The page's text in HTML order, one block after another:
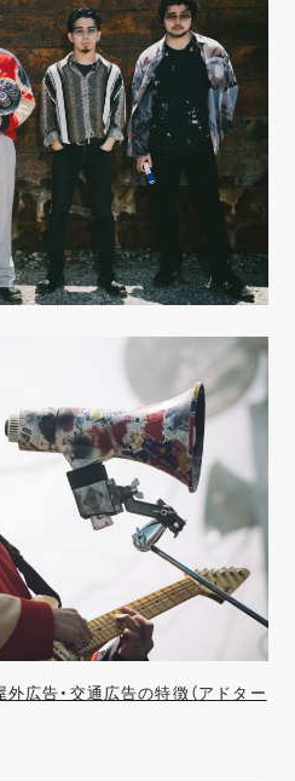
外広告・交通広告の特徴（アドター